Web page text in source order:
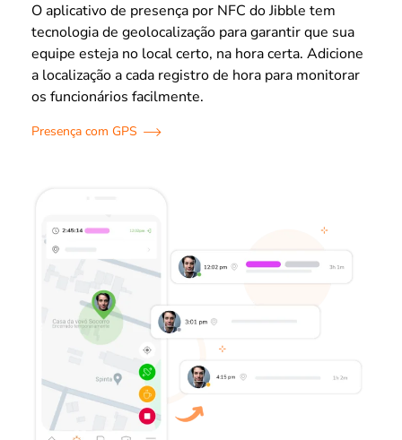
O aplicativo de presença por NFC do Jibble tem
tecnologia de geolocalização para garantir que sua
equipe esteja no local certo, na hora certa. Adicione
a localização a cada registro de hora para monitorar
os funcionários facilmente.
Presença com GPS